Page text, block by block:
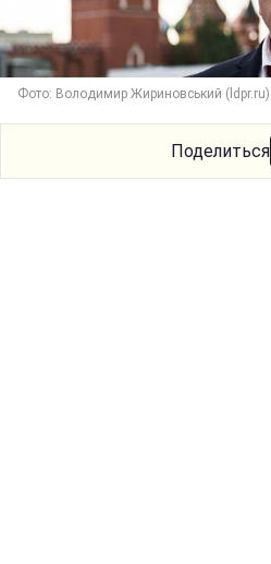
Фото: Володимир Жириновський (ldpr.ru)
Поделиться